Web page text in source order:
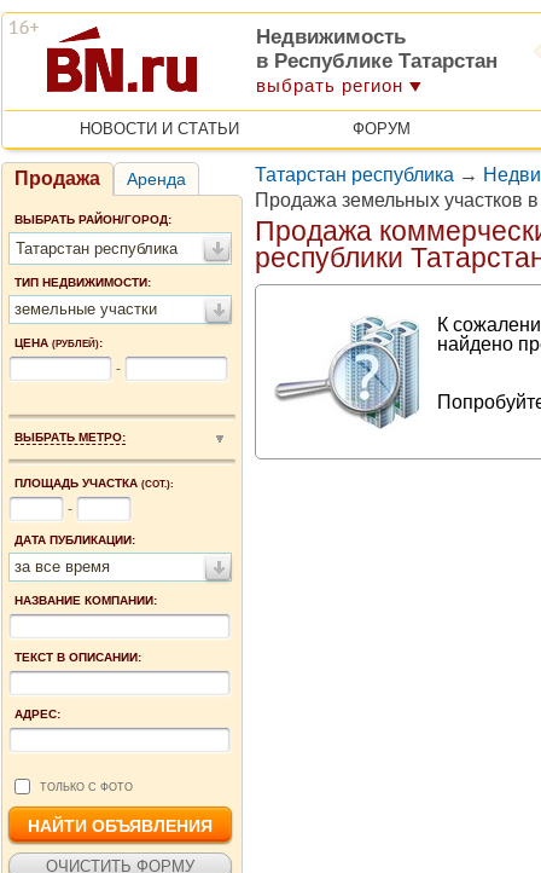
Недвижимость
в Республике Татарстан
выбрать регион
НОВОСТИ И СТАТЬИ ФОРУМ
Продажа Аренда
ВЫБРАТЬ РАЙОН/ГОРОД:
Татарстан республика
ТИП НЕДВИЖИМОСТИ:
земельные участки
ЦЕНА (РУБЛЕЙ):
-
ВЫБРАТЬ МЕТРО:
ПЛОЩАДЬ УЧАСТКА (СОТ.):
-
ДАТА ПУБЛИКАЦИИ:
за все время
НАЗВАНИЕ КОМПАНИИ:
ТЕКСТ В ОПИСАНИИ:
АДРЕС:
ТОЛЬКО С ФОТО
Татарстан республика →
Продажа земельных участков
Продажа
республики
К
найдено